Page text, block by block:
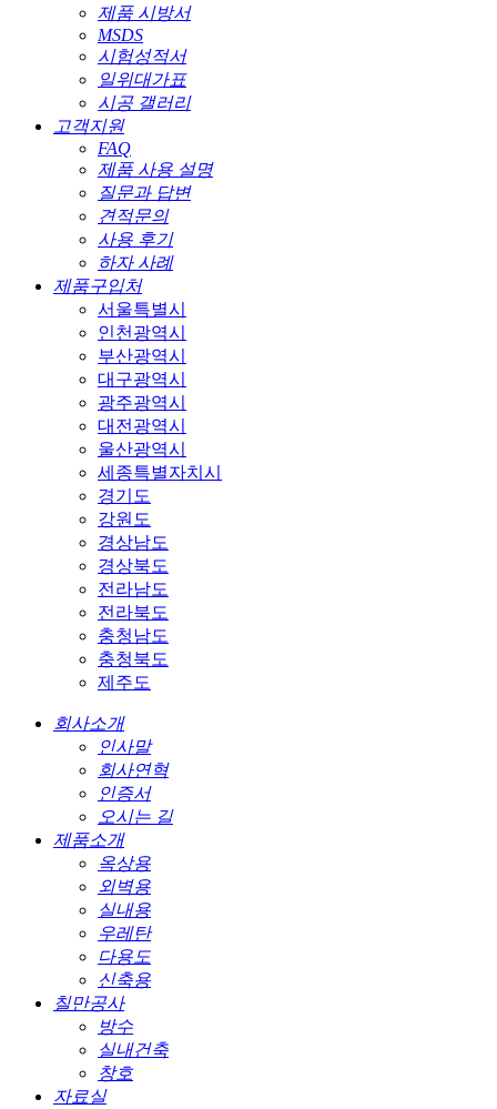
제품 시방서
MSDS
시험성적서
일위대가표
시공 갤러리
고객지원
FAQ
제품 사용 설명
질문과 답변
견적문의
사용 후기
하자 사례
제품구입처
서울특별시
인천광역시
부산광역시
대구광역시
광주광역시
대전광역시
울산광역시
세종특별자치시
경기도
강원도
경상남도
경상북도
전라남도
전라북도
충청남도
충청북도
제주도
회사소개
인사말
회사연혁
인증서
오시는 길
제품소개
옥상용
외벽용
실내용
우레탄
다용도
신축용
칠만공사
방수
실내건축
창호
자료실